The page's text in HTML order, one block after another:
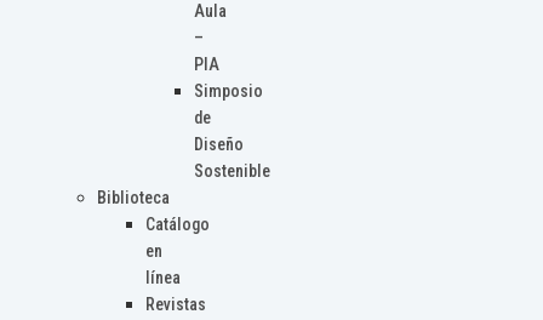
Aula
–
PIA
Simposio
de
Diseño
Sostenible
Biblioteca
Catálogo
en
línea
Revistas